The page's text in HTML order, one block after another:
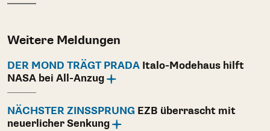
Weitere Meldungen
DER MOND TRÄGT PRADA Italo-Modehaus hilft
NASA bei All-Anzug
NÄCHSTER ZINSSPRUNG EZB überrascht mit
neuerlicher Senkung